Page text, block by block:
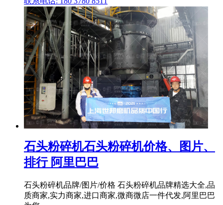
石头粉碎机石头粉碎机价格、图片、
排行 阿里巴巴
石头粉碎机品牌/图片/价格 石头粉碎机品牌精选大全,品
质商家,实力商家,进口商家,微商微店一件代发,阿里巴巴